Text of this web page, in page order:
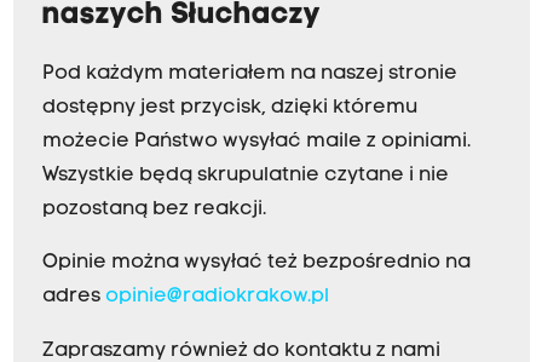
naszych Słuchaczy
Pod każdym materiałem na naszej stronie
dostępny jest przycisk, dzięki któremu
możecie Państwo wysyłać maile z opiniami.
Wszystkie będą skrupulatnie czytane i nie
pozostaną bez reakcji.
Opinie można wysyłać też bezpośrednio na
adres opinie@radiokrakow.pl
Zapraszamy również do kontaktu z nami